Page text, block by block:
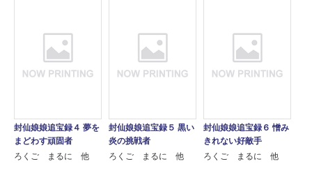
封仙娘娘追宝録４ 夢を
まどわす頑固者
ろくご まるに 他
封仙娘娘追宝録５ 黒い
炎の挑戦者
ろくご まるに 他
封仙娘娘追宝録６ 憎み
きれない好敵手
ろくご まるに 他